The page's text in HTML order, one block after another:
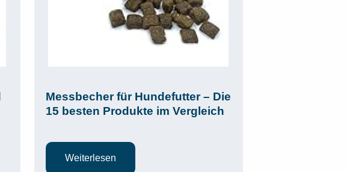
Messbecher für Hundefutter – Die
15 besten Produkte im Vergleich
Weiterlesen